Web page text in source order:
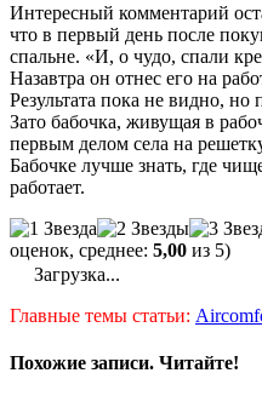
Интересный комментарий
что в первый день после
спальне. «И, о чудо, спали
Назавтра он отнес его на
Результата пока не видно,
Зато бабочка, живущая в
первым делом села на
Бабочке лучше знать, где
работает.
оценок, среднее: 5,00 из 5)
Загрузка...
Главные темы статьи:
Похожие записи. Читайте!